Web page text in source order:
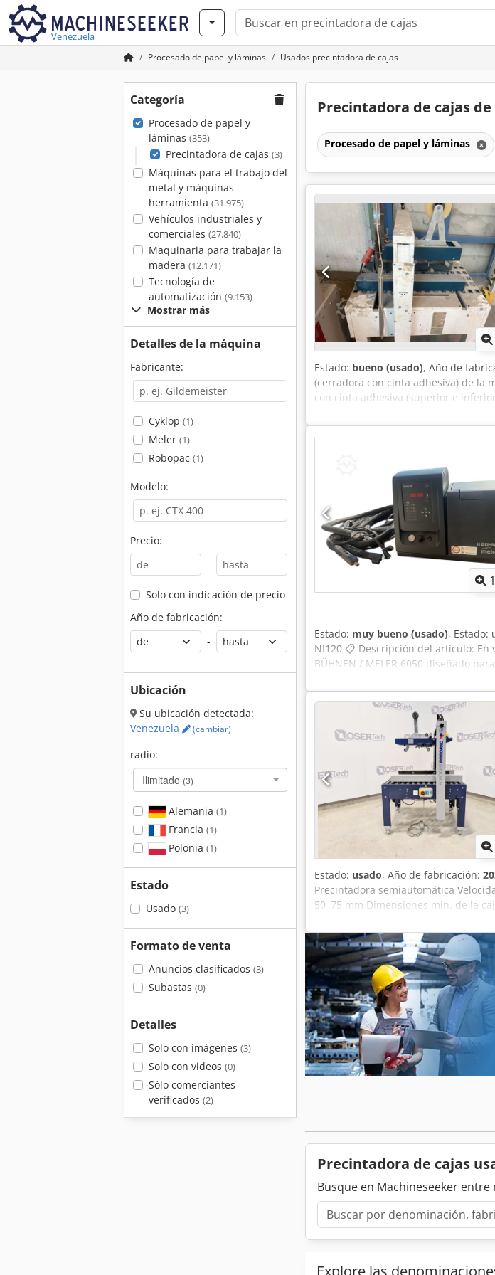
Venezuela
Procesado de papel y láminas Usados precintadora de cajas
Categoría
Procesado de papel y
láminas (353)
Precintadora de cajas (3)
Máquinas para el trabajo del
metal y máquinas-
herramienta (31.975)
Vehículos industriales y
comerciales (27.840)
Maquinaria para trabajar la
madera (12.171)
Tecnología de
automatización (9.153)
Mostrar más
Detalles de la máquina
Fabricante:
Cyklop (1)
Meler (1)
Robopac (1)
Modelo:
Precio:
-
Solo con indicación de precio
Año de fabricación:
-
Ubicación
Su ubicación detectada:
Venezuela
(cambiar)
radio:
Ilimitado (3)
Alemania (1)
Francia (1)
Polonia (1)
Estado
Usado (3)
Formato de venta
Anuncios clasificados (3)
Subastas (0)
Detalles
Solo con imágenes (3)
Solo con videos (0)
Sólo comerciantes
verificados (2)
Precintadora de cajas
Procesado de papel y láminas
Estado: bueno (usado), Año de
(cerradora con cinta adhesiva) de la
con cinta adhesiva (superior e
Aplicaciones típicas: * Envíos /
⚙️ Información técnica * Adecuada
de ajuste variable (ancho y alto) *
industrial * Apta para
transporte de aprox. 20–23 m/min
Usada, acorde a su antigüedad *
en funcionamiento / no
Ahorro de tiempo frente al cierre
reconocida de Cyklop
1
Estado: muy bueno (usado), Estado:
NI120 📋 Descripción del artículo:
BÜHNEN / MELER 6050 diseñado
fabricación europea, utilizado en: •
de producción ⚙️ Datos técnicos (de
4,7 kW Temperatura máx.: 200°C
Incluye: ✔️ Unidad de aplicación de
✔️ Cables y conectores tal como se
normales de uso • Buen estado
Se vende exactamente como en las
Estado: usado, Año de fabricación:
Precintadora semiautomática
50–75 mm Dimensiones mín. de la
∞x500x500 mm Peso mínimo por
V – 50 Hz Dkjdpsyy S Imefx Afver
Precintadora de cajas
Busque en Machineseeker
Explore las